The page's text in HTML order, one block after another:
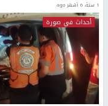
1 سنة، 6 أشهر ago
أحداث في صورة